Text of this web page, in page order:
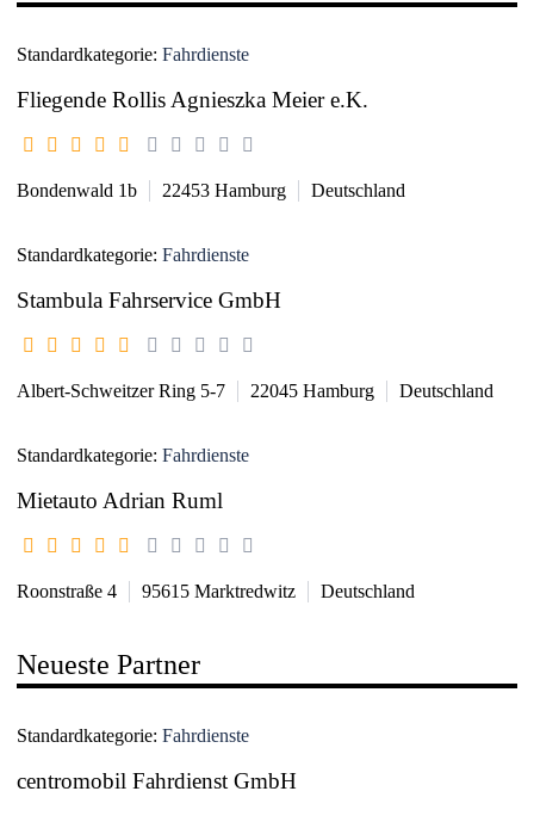
Standardkategorie: Fahrdienste
Fliegende Rollis Agnieszka Meier e.K.
Bondenwald 1b 22453 Hamburg Deutschland
Standardkategorie: Fahrdienste
Stambula Fahrservice GmbH
Albert-Schweitzer Ring 5-7 22045 Hamburg Deutschland
Standardkategorie: Fahrdienste
Mietauto Adrian Ruml
Roonstraße 4 95615 Marktredwitz Deutschland
Neueste Partner
Standardkategorie: Fahrdienste
centromobil Fahrdienst GmbH